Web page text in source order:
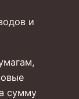
и
сумму